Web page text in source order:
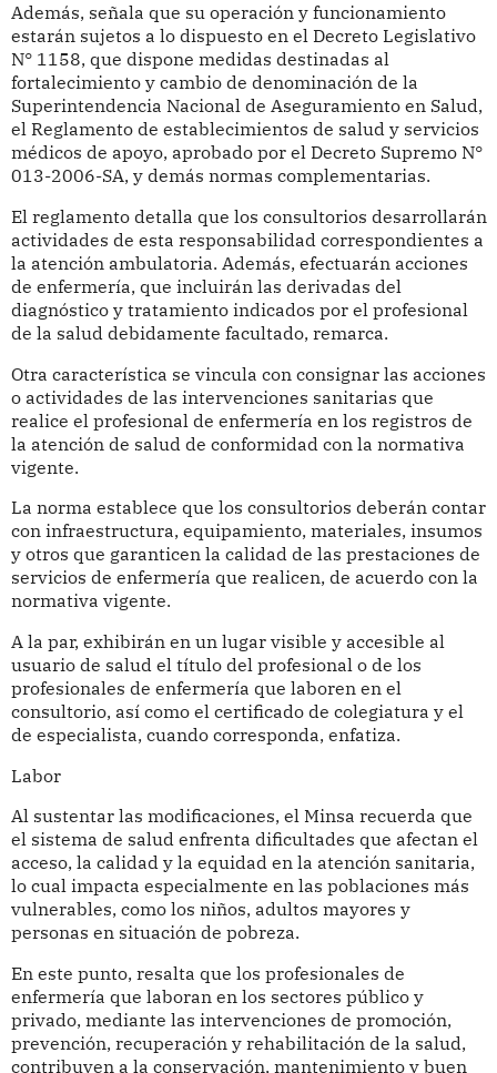
Además, señala que su operación y funcionamiento
estarán sujetos a lo dispuesto en el Decreto Legislativo
N° 1158, que dispone medidas destinadas al
fortalecimiento y cambio de denominación de la
Superintendencia Nacional de Aseguramiento en Salud,
el Reglamento de establecimientos de salud y servicios
médicos de apoyo, aprobado por el Decreto Supremo N°
013-2006-SA, y demás normas complementarias.
El reglamento detalla que los consultorios desarrollarán
actividades de esta responsabilidad correspondientes a
la atención ambulatoria. Además, efectuarán acciones
de enfermería, que incluirán las derivadas del
diagnóstico y tratamiento indicados por el profesional
de la salud debidamente facultado, remarca.
Otra característica se vincula con consignar las acciones
o actividades de las intervenciones sanitarias que
realice el profesional de enfermería en los registros de
la atención de salud de conformidad con la normativa
vigente.
La norma establece que los consultorios deberán contar
con infraestructura, equipamiento, materiales, insumos
y otros que garanticen la calidad de las prestaciones de
servicios de enfermería que realicen, de acuerdo con la
normativa vigente.
A la par, exhibirán en un lugar visible y accesible al
usuario de salud el título del profesional o de los
profesionales de enfermería que laboren en el
consultorio, así como el certificado de colegiatura y el
de especialista, cuando corresponda, enfatiza.
Labor
Al sustentar las modificaciones, el Minsa recuerda que
el sistema de salud enfrenta dificultades que afectan el
acceso, la calidad y la equidad en la atención sanitaria,
lo cual impacta especialmente en las poblaciones más
vulnerables, como los niños, adultos mayores y
personas en situación de pobreza.
En este punto, resalta que los profesionales de
enfermería que laboran en los sectores público y
privado, mediante las intervenciones de promoción,
prevención, recuperación y rehabilitación de la salud,
contribuyen a la conservación, mantenimiento y buen